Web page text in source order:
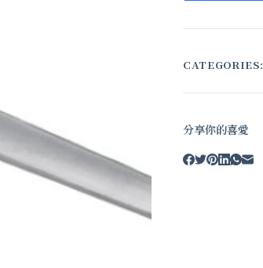
CATEGORIES:
分享你的喜愛